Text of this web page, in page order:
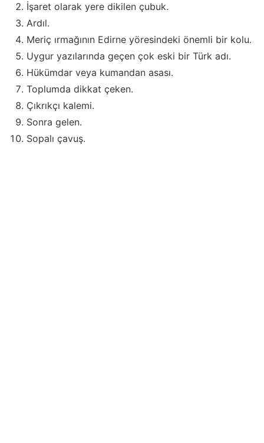
İşaret olarak yere dikilen çubuk.
Ardıl.
Meriç ırmağının Edirne yöresindeki önemli bir kolu.
Uygur yazılarında geçen çok eski bir Türk adı.
Hükümdar veya kumandan asası.
Toplumda dikkat çeken.
Çıkrıkçı kalemi.
Sonra gelen.
Sopalı çavuş.